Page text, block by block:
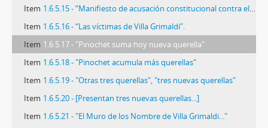
Item 1.6.5.15 - “Manifiesto de acusación constitucional contra el General Pinochet”
Item 1.6.5.16 - “Las víctimas de Villa Grimaldi”.
Item 1.6.5.17 - "Pinochet suma hoy nueva querella"
Item 1.6.5.18 - "Pinochet acumula más querellas"
Item 1.6.5.19 - "Otras tres querellas", "tres nuevas querellas"
Item 1.6.5.20 - [Presentan tres nuevas querellas...]
Item 1.6.5.21 - "El Muro de los Nombre de Villa Grimaldi..."